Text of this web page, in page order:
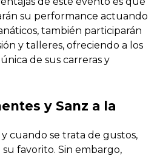
su performance actuando
también participarán
y talleres, ofreciendo a los
de sus carreras y
y Sanz a la
cuando se trata de gustos,
favorito. Sin embargo,